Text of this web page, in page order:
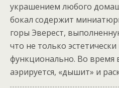
украшением любого
бокал содержит
горы Эверест,
что не только
функционально. Во время
аэрируется, «дышит» и